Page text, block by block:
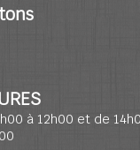
à 12h00 et de